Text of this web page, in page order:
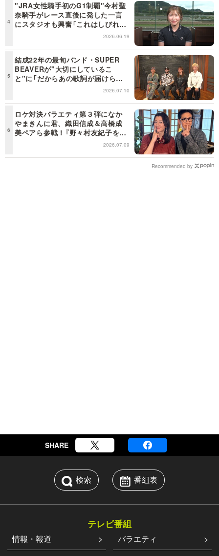
"JRA女性騎手初のG1制覇"今村聖
奈騎手がレース直後に発した一言
にスタジオも興奮「これはしびれ
2026.06.19
結成22年の最旬バンド・SUPER
BEAVERが"大切にしているこ
と"に「だからあの歌詞が届けられ
るんだ」共感の声＜日曜日の初耳学
2026.07.10
ロケ対決バラエティ第３弾になか
やまきんに君、織田信成＆高橋成
美ペアら参戦！『野々村友紀子を黙
らせろ！』１２日（日）昼に放送！
2026.07.09
Recommended by
SHARE
検索 番組表
テレビ番組
情報・報道
バラエティ